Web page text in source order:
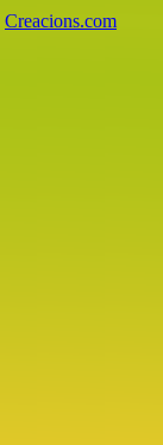
Creacions.com